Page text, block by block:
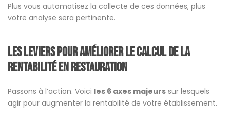
Plus vous automatisez la collecte de ces données, plus
votre analyse sera pertinente.
Les leviers pour améliorer le Calcul de la
rentabilité en restauration
Passons à l’action. Voici les 6 axes majeurs sur lesquels
agir pour augmenter la rentabilité de votre établissement.